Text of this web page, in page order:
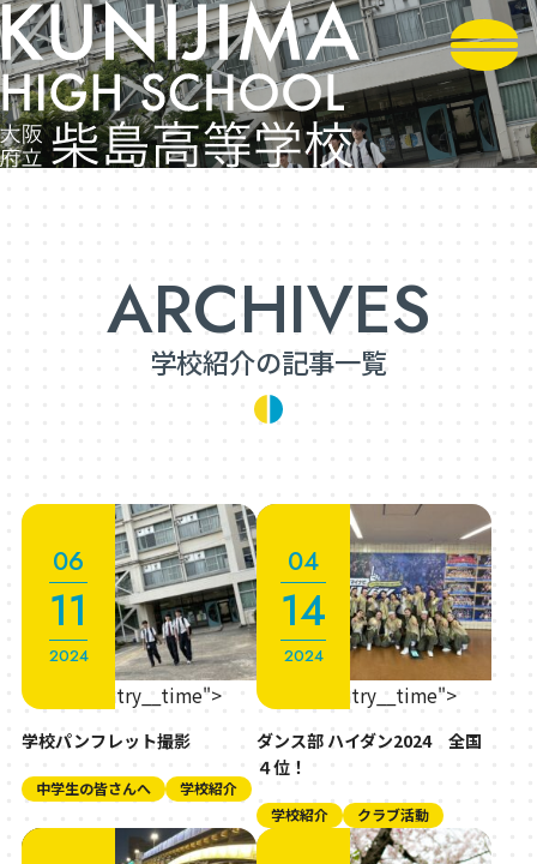
学校紹介の記事一覧
2024
06
11
" class="entry__time">
学校パンフレット撮影
中学生の皆さんへ 学校紹介
2024
04
14
" class="entry__time">
ダンス部 ハイダン2024 全国
４位！
学校紹介 クラブ活動